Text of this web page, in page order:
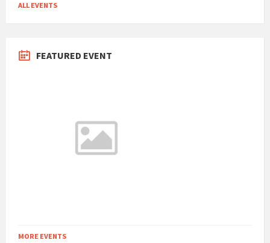
ALL EVENTS
FEATURED EVENT
MORE EVENTS